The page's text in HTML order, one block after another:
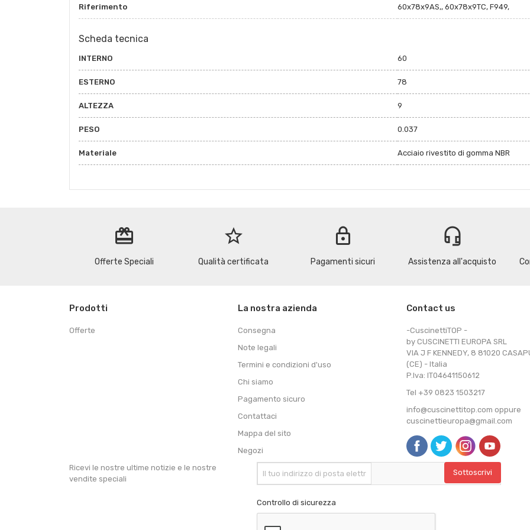
Riferimento 60x78x9AS,, 60x78x9TC, F949,
Scheda tecnica
INTERNO 60
ESTERNO 78
ALTEZZA 9
PESO 0.037
Materiale Acciaio rivestito di gomma NBR
redeem
Offerte Speciali
star_border
Qualità certificata
lock
Pagamenti sicuri
headset_mic
Assistenza all'acquisto
Prodotti
Offerte
La nostra azienda
Consegna
Note legali
Termini e condizioni d'uso
Chi siamo
Pagamento sicuro
Contattaci
Mappa del sito
Negozi
Contact us
-CuscinettiTOP -
by CUSCINETTI EUROPA SRL
VIA J F KENNEDY, 8 81020
(CE) - Italia
P.Iva: IT04641150612
Tel +39 0823 1503217
info@cuscinettitop.com oppure
cuscinettieuropa@gmail.com
Ricevi le nostre ultime notizie e le nostre
vendite speciali
Controllo di sicurezza